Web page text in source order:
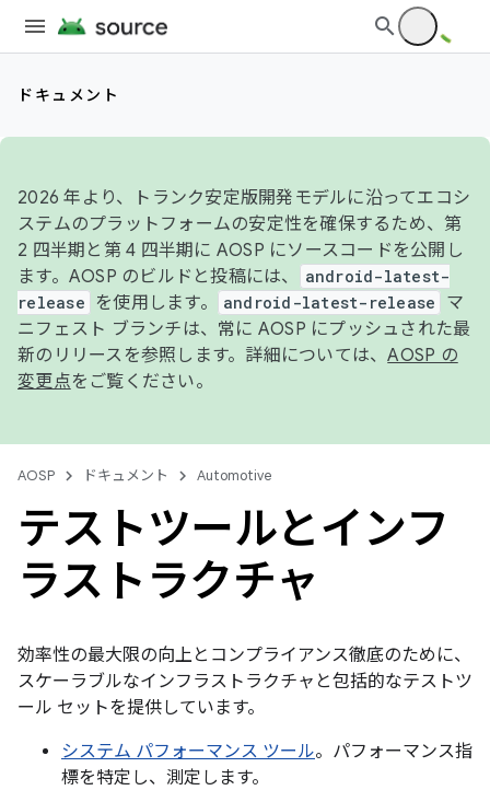
ドキュメント
2026 年より、トランク安定版開発モデルに沿ってエコシ
ステムのプラットフォームの安定性を確保するため、第
2 四半期と第 4 四半期に AOSP にソースコードを公開し
ます。AOSP のビルドと投稿には、
android-latest-
release
を使用します。 android-latest-release
マ
ニフェスト ブランチは、常に AOSP にプッシュされた最
新のリリースを参照します。詳細については、AOSP の
変更点をご覧ください。
AOSP ドキュメント Automotive
テストツールとインフ
ラストラクチャ
効率性の最大限の向上とコンプライアンス徹底のために、
スケーラブルなインフラストラクチャと包括的なテストツ
ール セットを提供しています。
システム パフォーマンス ツール。パフォーマンス指
標を特定し、測定します。